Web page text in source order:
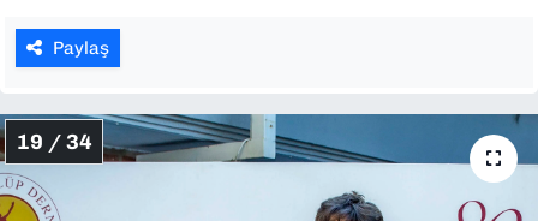
Paylaş
19 / 34